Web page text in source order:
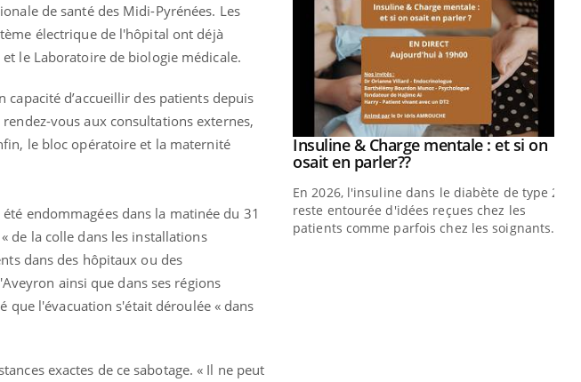
de santé des Midi-Pyrénées. Les
électrique de l'hôpital ont déjà
le Laboratoire de biologie médicale.
d’accueillir des patients depuis
vous aux consultations externes,
le bloc opératoire et la maternité
endommagées dans la matinée du 31
de la colle dans les installations
dans des hôpitaux ou des
ainsi que dans ses régions
que l'évacuation s'était déroulée « dans
exactes de ce sabotage. « Il ne peut
Youtube
Carence en fer : comprendre pour
même alopécie… Les symptômes de la
carence en fer sont multiples ce qui la rend
...
Youtube
Insuline & Charge mentale : et si on
osait en parler??Youtube
En 2026, l'insuline dans le diabète de type 2
reste entourée d'idées reçues chez les
patients comme parfois chez les soignants.